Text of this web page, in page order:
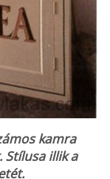
kamra
illik a